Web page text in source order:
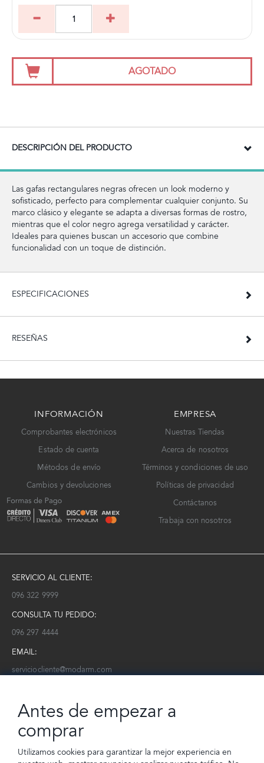
AGOTADO
DESCRIPCIÓN DEL PRODUCTO
Las gafas rectangulares negras ofrecen un look moderno y
sofisticado, perfecto para complementar cualquier conjunto. Su
marco clásico y elegante se adapta a diversas formas de rostro,
mientras que el color negro agrega versatilidad y carácter.
Ideales para quienes buscan un accesorio que combine
funcionalidad con un toque de distinción.
ESPECIFICACIONES
RESEÑAS
INFORMACIÓN
Comprobantes electrónicos
Estado de cuenta
Métodos de envío
Cambios y devoluciones
EMPRESA
Nuestras Tiendas
Acerca de nosotros
Términos y condiciones de uso
Políticas de privacidad
Contáctanos
Trabaja con nosotros
SERVICIO AL CLIENTE:
096 322 9999
CONSULTA TU PEDIDO:
096 297 4444
EMAIL:
serviciocliente@modarm.com
Conoce toda la información sobre últimas colecciones, eventos y
Subscríbete a nuestro newsletter
Antes de empezar a
comprar
Utilizamos cookies para garantizar la mejor experiencia en